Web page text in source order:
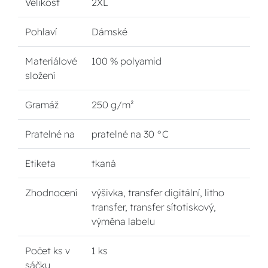
Velikost 2XL
Pohlaví Dámské
Materiálové
složení
100 % polyamid
Gramáž 250 g/m²
Pratelné na pratelné na 30 °C
Etiketa tkaná
Zhodnocení
výšivka, transfer digitální, litho
transfer, transfer sítotiskový,
výměna labelu
Počet ks v
sáčku
1 ks